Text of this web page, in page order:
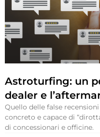
Astroturfing: un
dealer e
Quello delle false
concreto e capace di
di concessionari e officine.